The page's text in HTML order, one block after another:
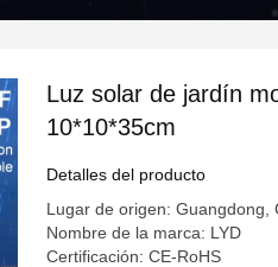
Luz solar de jardín
10*10*35cm
Detalles del producto
Lugar de origen: Guangdong,
Nombre de la marca: LYD
Certificación: CE-RoHS